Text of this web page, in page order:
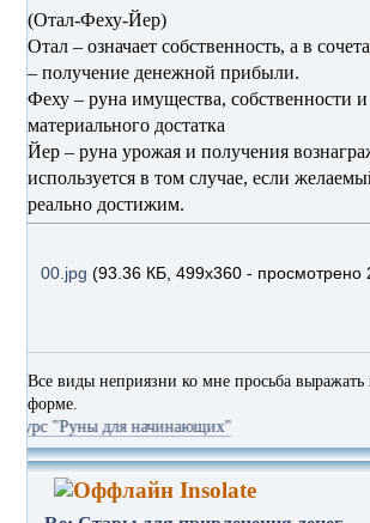
(Отал-Феху-Йер)
Отал – означает собственность, а в
– получение денежной прибыли.
Феху – руна имущества, собственности и
материального достатка
Йер – руна урожая и получения
используется в том случае, если
реально достижим.
00.jpg (93.36 КБ, 499x360 - просмотрено
Все виды неприязни ко мне просьба выражать
форме.
для начинающих"
Insolate